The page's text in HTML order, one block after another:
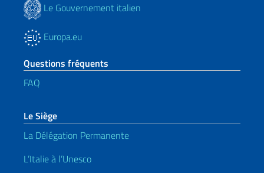
Le Gouvernement italien
Europa.eu
Questions fréquents
FAQ
Le Siège
La Délégation Permanente
L’Italie à l’Unesco